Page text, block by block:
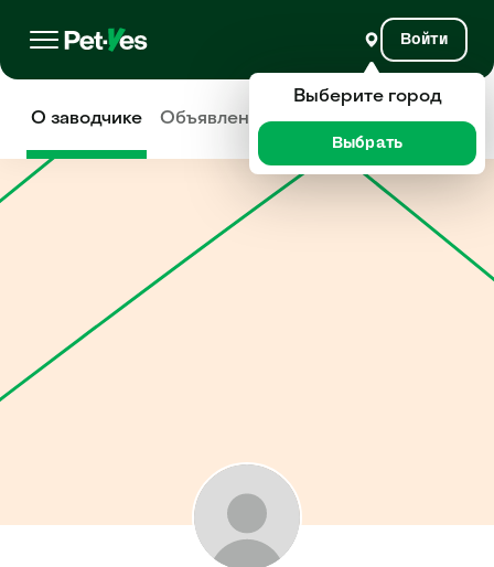
Войти
О заводчике Объявления Отзывы
Выберите город
Выбрать